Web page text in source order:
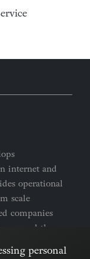
internet and
operational
scale
companies
around the
personal